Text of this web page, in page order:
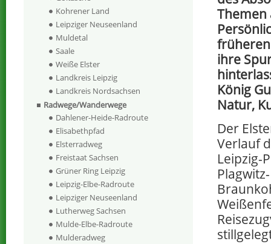
Themen
ihre
König
Natur,
Der
Verlauf
Leipzig-
Kohrener Land
Leipziger Neuseenland
Muldetal
Saale
Weiße Elster
Landkreis Leipzig
Landkreis Nordsachsen
Radwege/Wanderwege
Dahlener-Heide-Radroute
Elisabethpfad
Elsterradweg
Freistaat Sachsen
Grüner Ring Leipzig
Leipzig-Elbe-Radroute
Leipziger Neuseenland
Lutherweg Sachsen
Mulde-Elbe-Radroute
Mulderadweg